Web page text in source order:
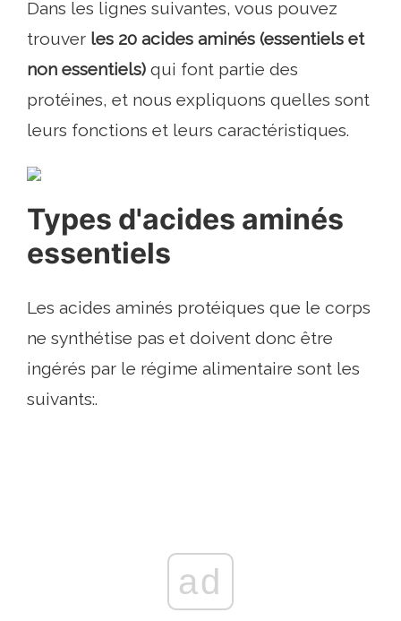
Dans les lignes suivantes, vous pouvez
trouver les 20 acides aminés (essentiels et
non essentiels) qui font partie des
protéines, et nous expliquons quelles sont
leurs fonctions et leurs caractéristiques.
Types d'acides aminés
essentiels
Les acides aminés protéiques que le corps
ne synthétise pas et doivent donc être
ingérés par le régime alimentaire sont les
suivants:.
ad